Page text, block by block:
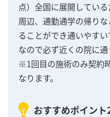
点）全国に展開してい
周辺、通勤通学の帰り
ることができ通いやす
なので必ず近くの院に通
※1回目の施術のみ契約
なります。
おすすめポイント